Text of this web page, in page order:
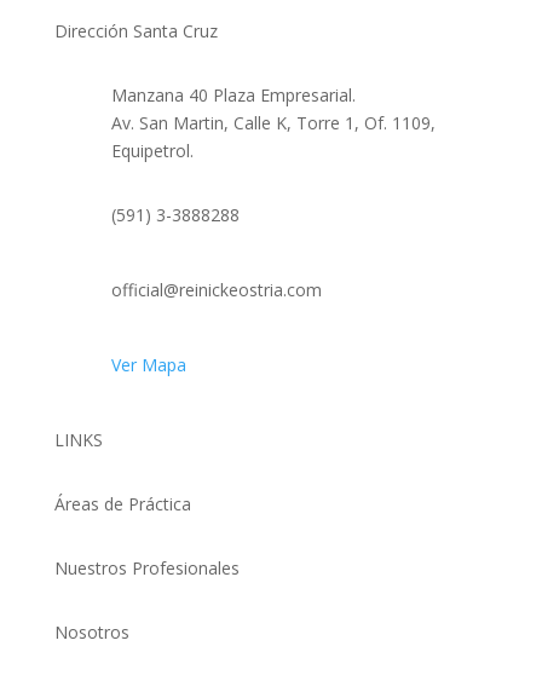
Dirección Santa Cruz
Manzana 40 Plaza Empresarial.
Av. San Martin, Calle K, Torre 1, Of. 1109,
Equipetrol.
(591) 3-3888288
official@reinickeostria.com
Ver Mapa
LINKS
Áreas de Práctica
Nuestros Profesionales
Nosotros